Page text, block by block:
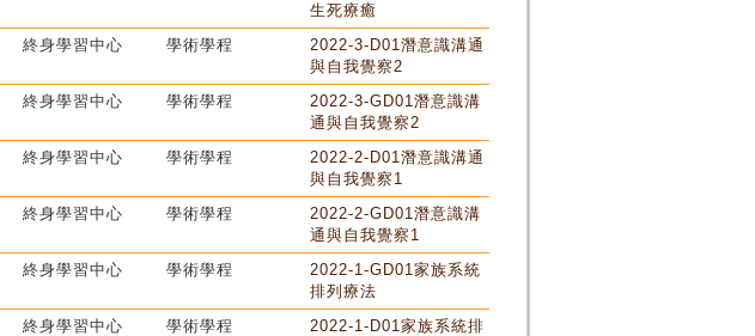
生死療癒
終身學習中心 學術學程
2022-3-D01潛意識溝通
與自我覺察2
終身學習中心 學術學程
2022-3-GD01潛意識溝
通與自我覺察2
終身學習中心 學術學程
2022-2-D01潛意識溝通
與自我覺察1
終身學習中心 學術學程
2022-2-GD01潛意識溝
通與自我覺察1
終身學習中心 學術學程
2022-1-GD01家族系統
排列療法
終身學習中心 學術學程
2022-1-D01家族系統排